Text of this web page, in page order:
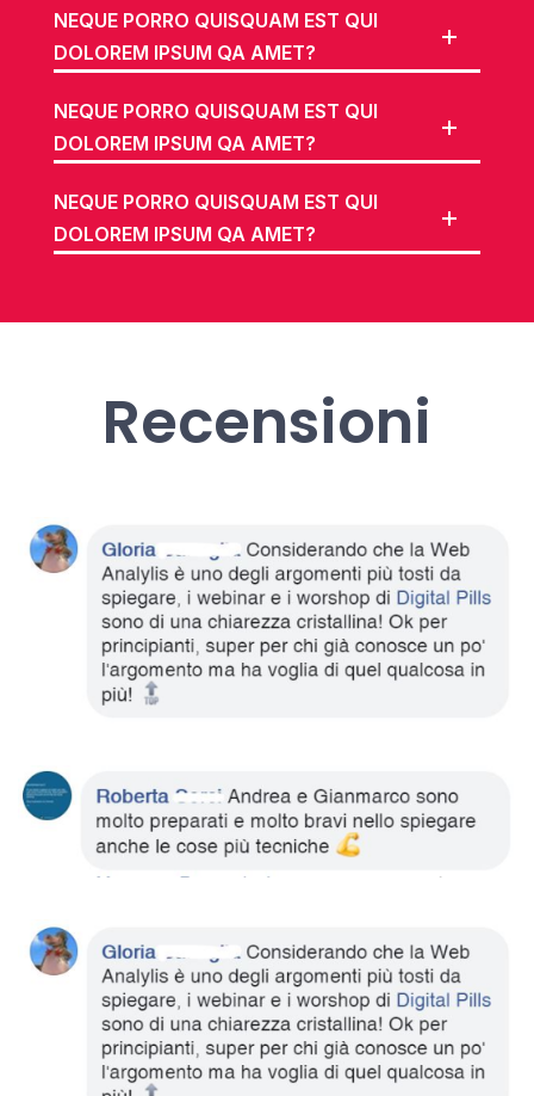
NEQUE PORRO QUISQUAM EST QUI
DOLOREM IPSUM QA AMET?
NEQUE PORRO QUISQUAM EST QUI
DOLOREM IPSUM QA AMET?
NEQUE PORRO QUISQUAM EST QUI
DOLOREM IPSUM QA AMET?
Recensioni